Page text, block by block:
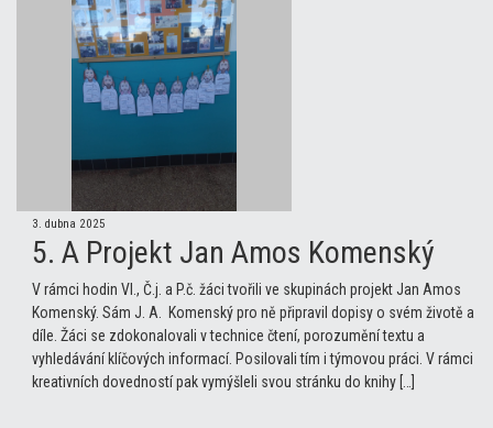
3. dubna 2025
5. A Projekt Jan Amos Komenský
V rámci hodin Vl., Č.j. a P.č. žáci tvořili ve skupinách projekt Jan Amos
Komenský. Sám J. A. Komenský pro ně připravil dopisy o svém životě a
díle. Žáci se zdokonalovali v technice čtení, porozumění textu a
vyhledávání klíčových informací. Posilovali tím i týmovou práci. V rámci
kreativních dovedností pak vymýšleli svou stránku do knihy […]